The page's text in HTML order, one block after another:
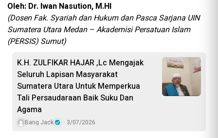
Oleh: Dr. Iwan Nasution, M.HI
(Dosen Fak. Syariah dan Hukum dan Pasca Sarjana UIN
Sumatera Utara Medan – Akademisi Persatuan Islam
(PERSIS) Sumut)
K.H. ZULFIKAR HAJAR ,Lc Mengajak
Seluruh Lapisan Masyarakat
Sumatera Utara Untuk Memperkua
Tali Persaudaraan Baik Suku Dan
Agama
Bang Jack 3/07/2026